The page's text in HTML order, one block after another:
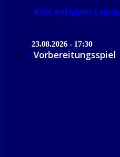
KSW IceFighters Leipzig
23.08.2026 - 17:30
Vorbereitungsspiel